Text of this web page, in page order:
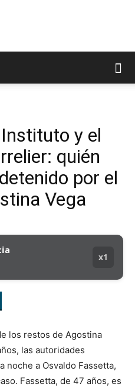
y el
quién
por el
Vega
x1
los restos de Agostina
las autoridades
noche a Osvaldo Fassetta,
Fassetta, de 47 años, es